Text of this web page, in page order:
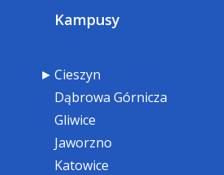
Kampusy
Cieszyn
Dąbrowa Górnicza
Gliwice
Jaworzno
Katowice